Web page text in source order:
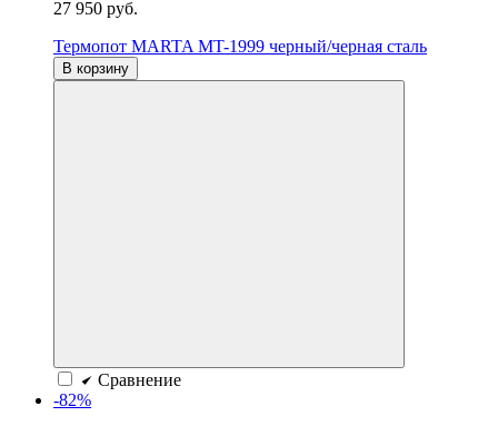
27 950 руб.
Термопот MARTA MT-1999 черный/черная сталь
В корзину
Сравнение
-82%